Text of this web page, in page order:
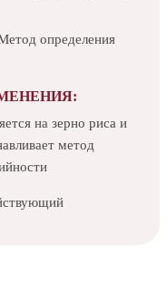
определения
на зерно риса и
метод